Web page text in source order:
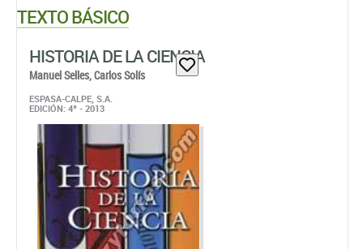
TEXTO BÁSICO
HISTORIA DE LA CIENCIA
Manuel Selles,Carlos Solís
ESPASA-CALPE, S.A.
EDICIÓN: 4ª - 2013